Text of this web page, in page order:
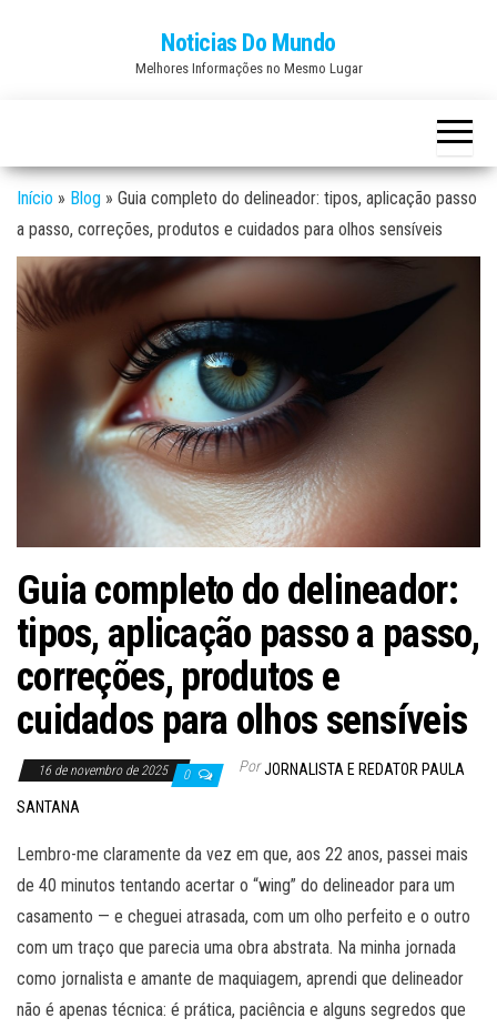
Noticias Do Mundo
Melhores Informações no Mesmo Lugar
Início » Blog » Guia completo do delineador: tipos, aplicação passo
a passo, correções, produtos e cuidados para olhos sensíveis
Guia completo do delineador:
tipos, aplicação passo a passo,
correções, produtos e
cuidados para olhos sensíveis
16 de novembro de 2025 0 Por JORNALISTA E REDATOR PAULA
SANTANA
Lembro-me claramente da vez em que, aos 22 anos, passei mais
de 40 minutos tentando acertar o “wing” do delineador para um
casamento — e cheguei atrasada, com um olho perfeito e o outro
com um traço que parecia uma obra abstrata. Na minha jornada
como jornalista e amante de maquiagem, aprendi que delineador
não é apenas técnica: é prática, paciência e alguns segredos que